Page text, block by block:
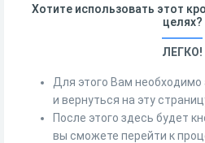
Хотите использовать этот
целях?
ЛЕГКО!
Для этого Вам необходимо
и вернуться на эту
После этого здесь будет
вы сможете перейти к